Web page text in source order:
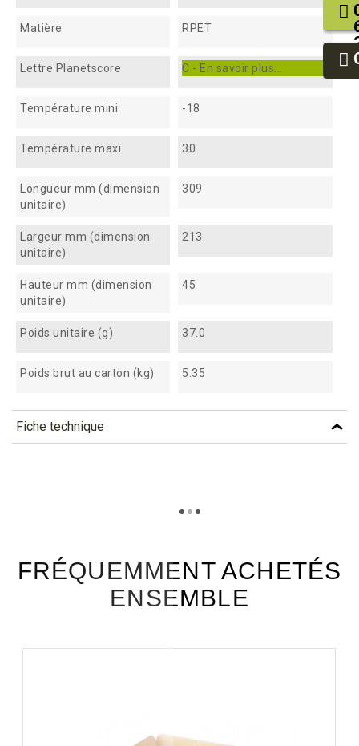
Matière RPET
Lettre Planetscore C - En savoir plus...
Température mini -18
Température maxi 30
Longueur mm (dimension
unitaire)
309
Largeur mm (dimension
unitaire)
213
Hauteur mm (dimension
unitaire)
45
Poids unitaire (g) 37.0
Poids brut au carton (kg) 5.35
Fiche technique
FRÉQUEMMENT ACHETÉS
ENSEMBLE